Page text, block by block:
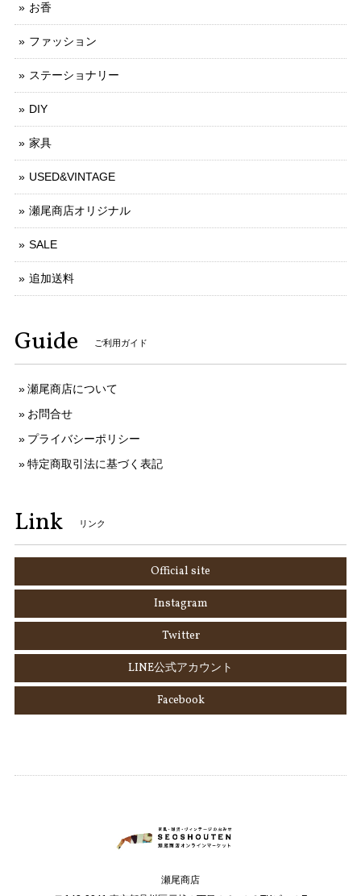
お香
ファッション
ステーショナリー
DIY
家具
USED&VINTAGE
瀬尾商店オリジナル
SALE
追加送料
Guide ご利用ガイド
瀬尾商店について
お問合せ
プライバシーポリシー
特定商取引法に基づく表記
Link リンク
Official site
Instagram
Twitter
LINE公式アカウント
Facebook
瀬尾商店